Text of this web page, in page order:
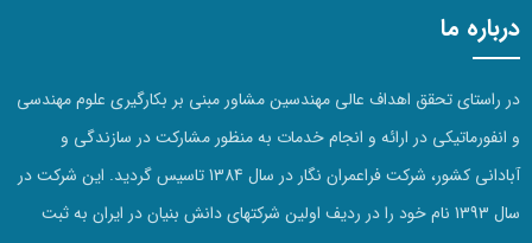
درباره ما
در راستای تحقق اهداف عالی مهندسین مشاور مبنی بر بکارگیری علوم مهندسی
و انفورماتیکی در ارائه و انجام خدمات به منظور مشارکت در سازندگی و
آبادانی کشور، شرکت فراعمران نگار در سال 1384 تاسیس گردید. این شرکت در
سال 1393 نام خود را در ردیف اولین شرکتهای دانش بنیان در ایران به ثبت